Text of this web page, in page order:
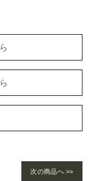
次の商品へ >>